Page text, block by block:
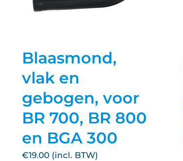
Blaasmond,
vlak en
gebogen, voor
BR 700, BR 800
en BGA 300
€19.00